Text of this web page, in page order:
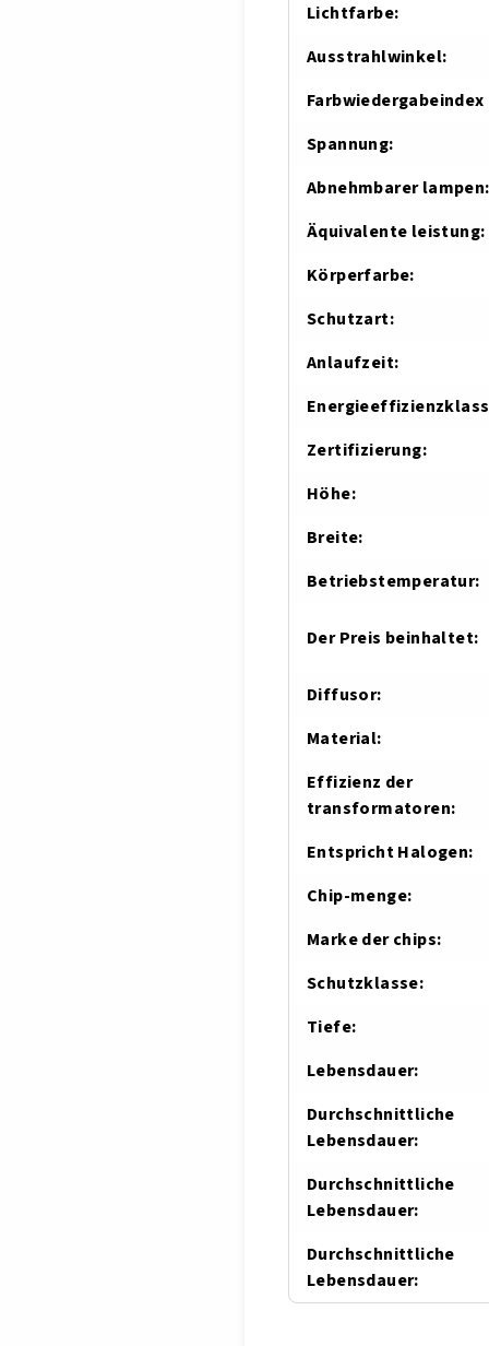
Lichtfarbe:
Ausstrahlwinkel:
Farbwiedergabeindex
Spannung:
Abnehmbarer lampen:
Äquivalente leistung:
Körperfarbe:
Schutzart:
Anlaufzeit:
Zertifizierung:
Höhe:
Breite:
Betriebstemperatur:
Der Preis beinhaltet:
Diffusor:
Material:
Effizienz der
transformatoren:
Entspricht Halogen:
Chip-menge:
Marke der chips:
Schutzklasse:
Tiefe:
Lebensdauer:
Durchschnittliche
Lebensdauer:
Durchschnittliche
Lebensdauer:
Durchschnittliche
Lebensdauer: